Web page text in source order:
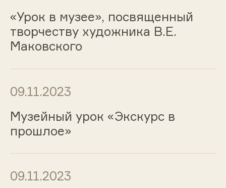
«Урок в музее», посвященный
творчеству художника В.Е.
Маковского
09.11.2023
Музейный урок «Экскурс в
прошлое»
09.11.2023